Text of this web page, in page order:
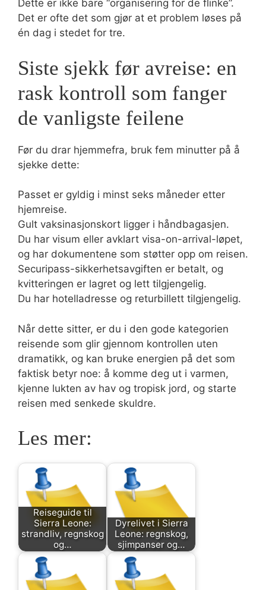
Dette er ikke bare “organisering for de flinke”.
Det er ofte det som gjør at et problem løses på
én dag i stedet for tre.
Siste sjekk før avreise: en
rask kontroll som fanger
de vanligste feilene
Før du drar hjemmefra, bruk fem minutter på å
sjekke dette:
Passet er gyldig i minst seks måneder etter
hjemreise.
Gult vaksinasjonskort ligger i håndbagasjen.
Du har visum eller avklart visa-on-arrival-løpet,
og har dokumentene som støtter opp om reisen.
Securipass-sikkerhetsavgiften er betalt, og
kvitteringen er lagret og lett tilgjengelig.
Du har hotelladresse og returbillett tilgjengelig.
Når dette sitter, er du i den gode kategorien
reisende som glir gjennom kontrollen uten
dramatikk, og kan bruke energien på det som
faktisk betyr noe: å komme deg ut i varmen,
kjenne lukten av hav og tropisk jord, og starte
reisen med senkede skuldre.
Les mer:
Reiseguide til
Sierra Leone:
strandliv, regnskog
og…
Dyrelivet i Sierra
Leone: regnskog,
sjimpanser og…